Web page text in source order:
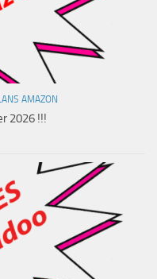
AMAZON
2026 !!!